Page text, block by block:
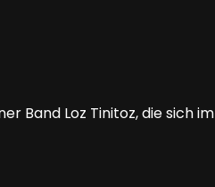
Band Loz Tinitoz, die sich